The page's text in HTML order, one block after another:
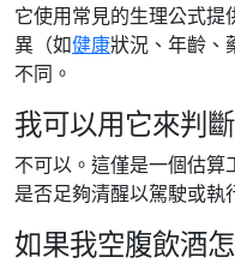
它使用常見的生理公式
異（如健康狀況、年齡、
不同。
我可以用它來判
不可以。這僅是一個估算
是否足夠清醒以駕駛或執
如果我空腹飲酒